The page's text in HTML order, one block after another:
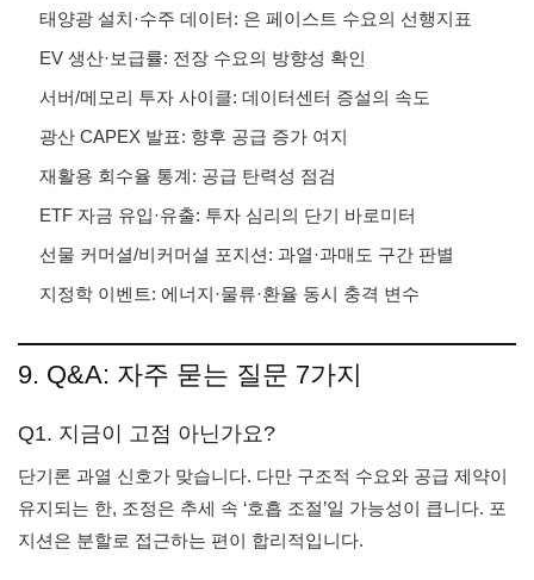
태양광 설치·수주 데이터: 은 페이스트 수요의 선행지표
EV 생산·보급률: 전장 수요의 방향성 확인
서버/메모리 투자 사이클: 데이터센터 증설의 속도
광산 CAPEX 발표: 향후 공급 증가 여지
재활용 회수율 통계: 공급 탄력성 점검
ETF 자금 유입·유출: 투자 심리의 단기 바로미터
선물 커머셜/비커머셜 포지션: 과열·과매도 구간 판별
지정학 이벤트: 에너지·물류·환율 동시 충격 변수
9. Q&A: 자주 묻는 질문 7가지
Q1. 지금이 고점 아닌가요?
단기론 과열 신호가 맞습니다. 다만 구조적 수요와 공급 제약이
유지되는 한, 조정은 추세 속 ‘호흡 조절’일 가능성이 큽니다. 포
지션은 분할로 접근하는 편이 합리적입니다.